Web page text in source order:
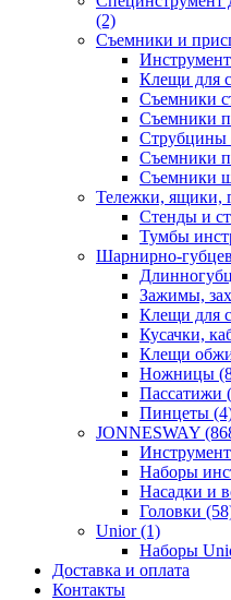
(2)
Съемники и
Клещи для
Съемники
Съемники
Струбцины
Съемники
Съемники
Тележки, ящики,
Cтенды и
Тумбы
Шарнирно-
Зажимы,
Клещи для
Кусачки,
Клещи
Ножницы
Пассатижи
Пинцеты
JONNESWAY
Наборы
Насадки и
Головки
Unior (1)
Наборы
Доставка и оплата
Контакты